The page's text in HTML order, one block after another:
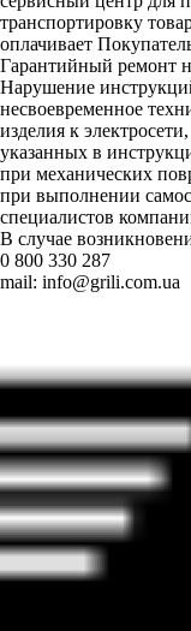
транспортировку
оплачивает
Гарантийный ремонт
Нарушение
несвоевременное
изделия к
указанных в
при механических
при выполнении
специалистов
В случае
0 800 330 287
mail: info@grili.com.ua